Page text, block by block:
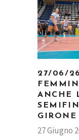
27/06/
ANCHE
GIRONE
27 Giugno